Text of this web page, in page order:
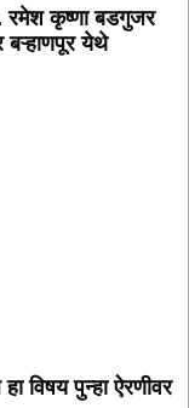
रमेश कृष्णा बडगुजर
येथे
विषय पुन्हा ऐरणीवर